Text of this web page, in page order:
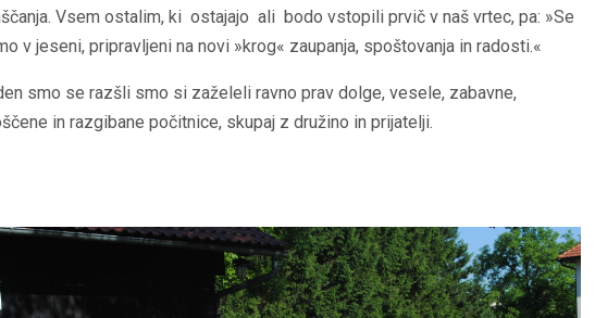
Vsem ostalim, ki ostajajo ali bodo vstopili prvič v naš vrtec, pa: »Se
v jeseni, pripravljeni na novi »krog« zaupanja, spoštovanja in radosti.«
smo se razšli smo si zaželeli ravno prav dolge, vesele, zabavne,
in razgibane počitnice, skupaj z družino in prijatelji.​